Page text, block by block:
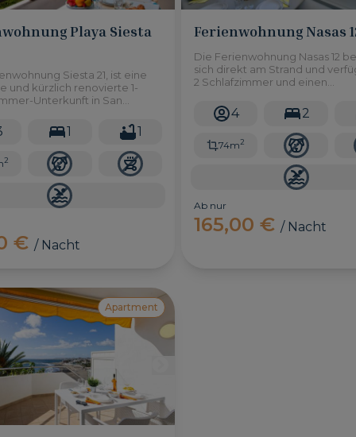
Playa Siesta
Siesta 21, ist eine
und kürzlich renovierte 1-
Unterkunft in San
nur eine Gehminute entfernt,
wie mehrere Restaurants und
1 1
2
€ / Nacht
Ferienwohnung Nasas
Die Ferienwohnung Nasas 12
sich direkt am Strand und
2 Schlafzimmer und einen
Terrasse und dem Strand von
Burras.4 2
74m2
Ab nur
165,00 € / Nacht
Apartment